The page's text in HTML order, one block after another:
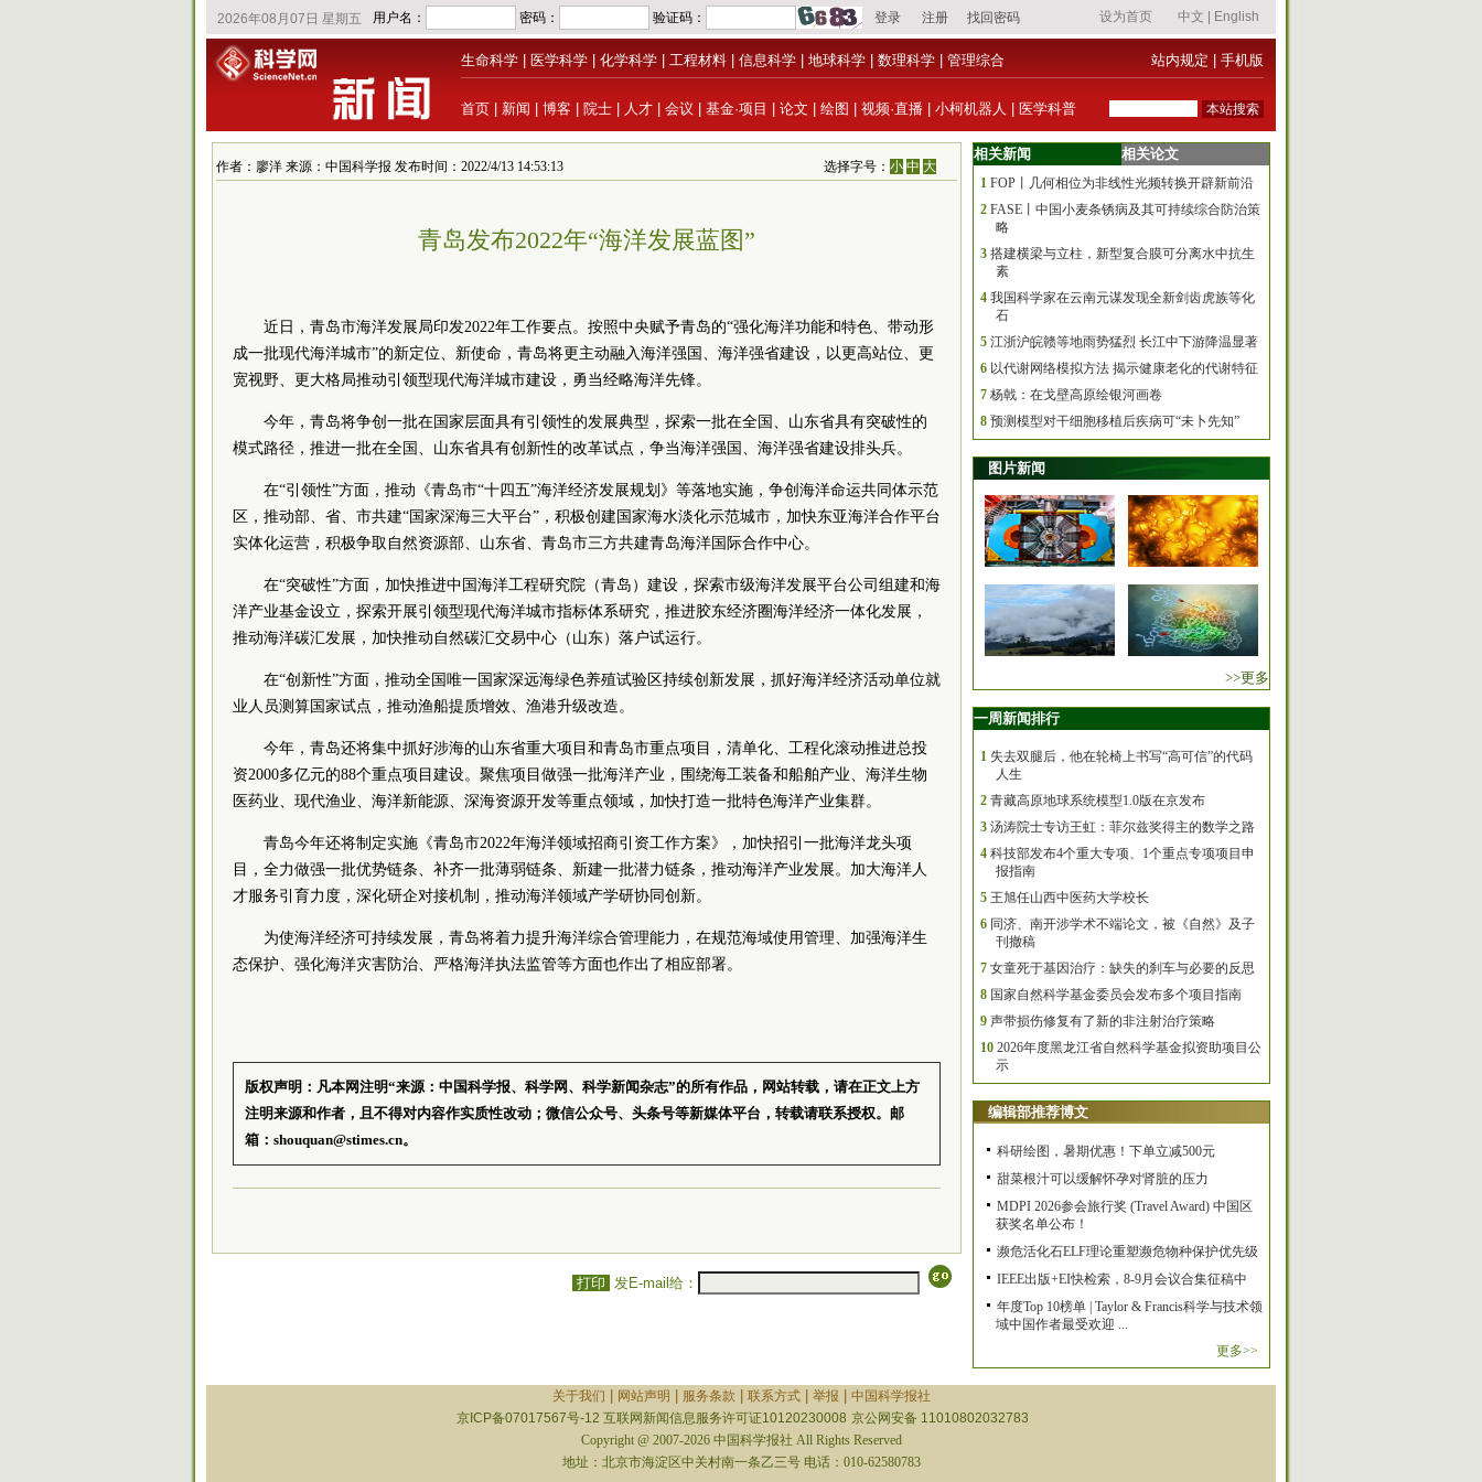
生命科学 医学科学 化学科学 工程材料 信息科学 地球科学 数理科学 管理综合 站内规定 手机版
首页 新闻 博客 院士 人才 会议 基金·项目 论文 绘图 视频·直播 小柯机器人 医学科普
作者：廖洋 来源：中国科学报 发布时间：2022/4/13 14:53:13 选择字号：小 中 大
青岛发布2022年“海洋发展蓝图”
近日，青岛市海洋发展局印发2022年工作要点。按照中央赋予青岛的“强化海洋功能和特色、带动形
成一批现代海洋城市”的新定位、新使命，青岛将更主动融入海洋强国、海洋强省建设，以更高站位、更
宽视野、更大格局推动引领型现代海洋城市建设，勇当经略海洋先锋。
今年，青岛将争创一批在国家层面具有引领性的发展典型，探索一批在全国、山东省具有突破性的
模式路径，推进一批在全国、山东省具有创新性的改革试点，争当海洋强国、海洋强省建设排头兵。
在“引领性”方面，推动《青岛市“十四五”海洋经济发展规划》等落地实施，争创海洋命运共同体示范
区，推动部、省、市共建“国家深海三大平台”，积极创建国家海水淡化示范城市，加快东亚海洋合作平台
实体化运营，积极争取自然资源部、山东省、青岛市三方共建青岛海洋国际合作中心。
在“突破性”方面，加快推进中国海洋工程研究院（青岛）建设，探索市级海洋发展平台公司组建和海
洋产业基金设立，探索开展引领型现代海洋城市指标体系研究，推进胶东经济圈海洋经济一体化发展，
推动海洋碳汇发展，加快推动自然碳汇交易中心（山东）落户试运行。
在“创新性”方面，推动全国唯一国家深远海绿色养殖试验区持续创新发展，抓好海洋经济活动单位就
业人员测算国家试点，推动渔船提质增效、渔港升级改造。
今年，青岛还将集中抓好涉海的山东省重大项目和青岛市重点项目，清单化、工程化滚动推进总投
资2000多亿元的88个重点项目建设。聚焦项目做强一批海洋产业，围绕海工装备和船舶产业、海洋生物
医药业、现代渔业、海洋新能源、深海资源开发等重点领域，加快打造一批特色海洋产业集群。
青岛今年还将制定实施《青岛市2022年海洋领域招商引资工作方案》，加快招引一批海洋龙头项
目，全力做强一批优势链条、补齐一批薄弱链条、新建一批潜力链条，推动海洋产业发展。加大海洋人
才服务引育力度，深化研企对接机制，推动海洋领域产学研协同创新。
为使海洋经济可持续发展，青岛将着力提升海洋综合管理能力，在规范海域使用管理、加强海洋生
态保护、强化海洋灾害防治、严格海洋执法监管等方面也作出了相应部署。
版权声明：凡本网注明“来源：中国科学报、科学网、科学新闻杂志”的所有作品，网站转载，请在正文上方
注明来源和作者，且不得对内容作实质性改动；微信公众号、头条号等新媒体平台，转载请联系授权。邮
箱：shouquan@stimes.cn。
打印 发E-mail给：
相关新闻 相关论文
1 FOP丨几何相位为非线性光频转换开辟新前沿
2 FASE丨中国小麦条锈病及其可持续综合防治策
略
3 搭建横梁与立柱，新型复合膜可分离水中抗生
素
4 我国科学家在云南元谋发现全新剑齿虎族等化
石
5 江浙沪皖赣等地雨势猛烈 长江中下游降温显著
6 以代谢网络模拟方法 揭示健康老化的代谢特征
7 杨戟：在戈壁高原绘银河画卷
8 预测模型对干细胞移植后疾病可“未卜先知”
图片新闻
>>更多
一周新闻排行
1 失去双腿后，他在轮椅上书写“高可信”的代码
人生
2 青藏高原地球系统模型1.0版在京发布
3 汤涛院士专访王虹：菲尔兹奖得主的数学之路
4 科技部发布4个重大专项、1个重点专项项目申
报指南
5 王旭任山西中医药大学校长
6 同济、南开涉学术不端论文，被《自然》及子
刊撤稿
7 女童死于基因治疗：缺失的刹车与必要的反思
8 国家自然科学基金委员会发布多个项目指南
9 声带损伤修复有了新的非注射治疗策略
10 2026年度黑龙江省自然科学基金拟资助项目公
示
编辑部推荐博文
科研绘图，暑期优惠！下单立减500元
甜菜根汁可以缓解怀孕对肾脏的压力
MDPI 2026参会旅行奖 (Travel Award) 中国区
获奖名单公布！
濒危活化石ELF理论重塑濒危物种保护优先级
IEEE出版+EI快检索，8-9月会议合集征稿中
年度Top 10榜单 | Taylor & Francis科学与技术领
域中国作者最受欢迎 ...
更多>>
关于我们 网站声明 服务条款 联系方式| 举报
中国科学报社
京ICP备07017567号-12 互联网新闻信息服务许可证10120230008 京公网安备 11010802032783
Copyright @ 2007-2026 中国科学报社 All Rights Reserved
地址：北京市海淀区中关村南一条乙三号 电话：010-62580783